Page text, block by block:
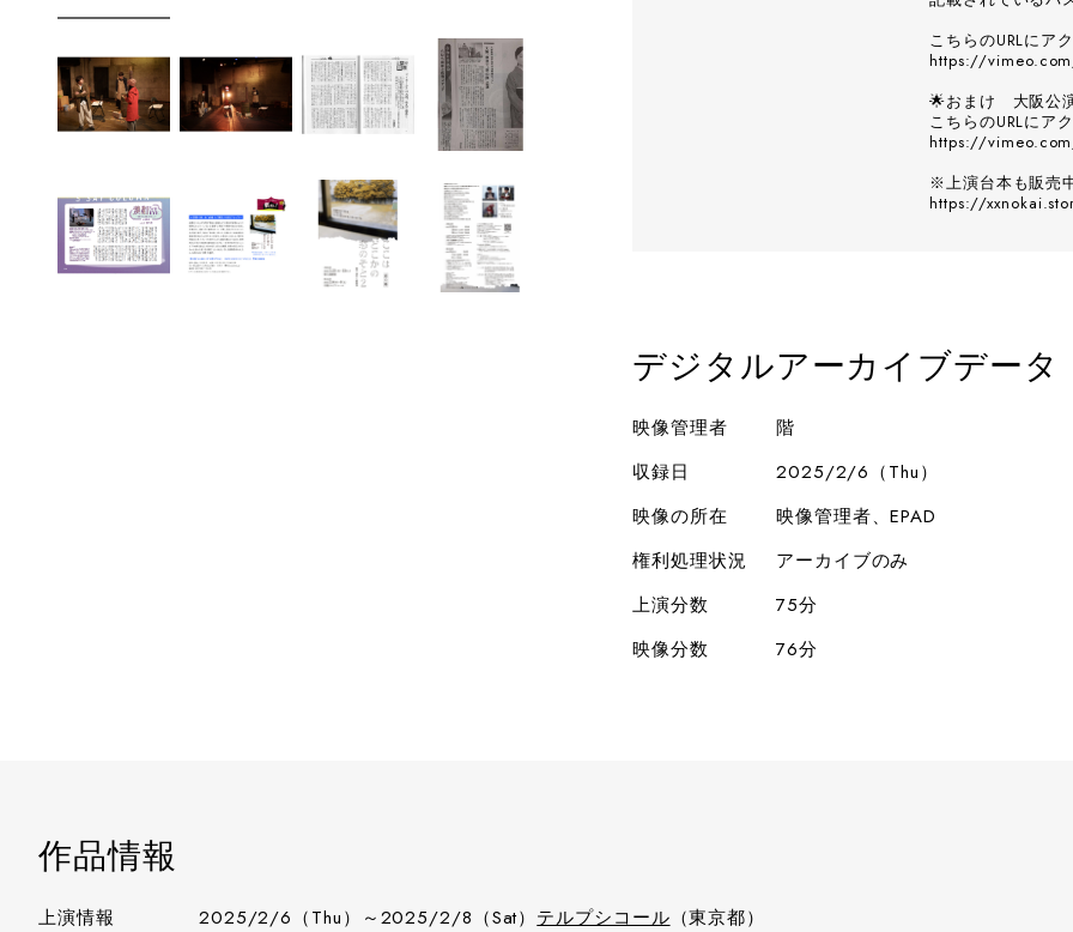
こちらのURLにア
https://
🌟おまけ 大阪公
こちらのURLにア
https://
※上演台本も販売
https://
デジタルアーカイブデータ
映像管理者
階
収録日
2025/2/6（Thu）
映像の所在
映像管理者、EPAD
権利処理状況
アーカイブのみ
上演分数
75分
映像分数
76分
作品情報
上演情報 2025/2/6（Thu）～2025/2/8（Sat） テルプシコール （東京都）